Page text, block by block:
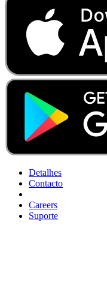
Detalhes
Contacto
Careers
Suporte